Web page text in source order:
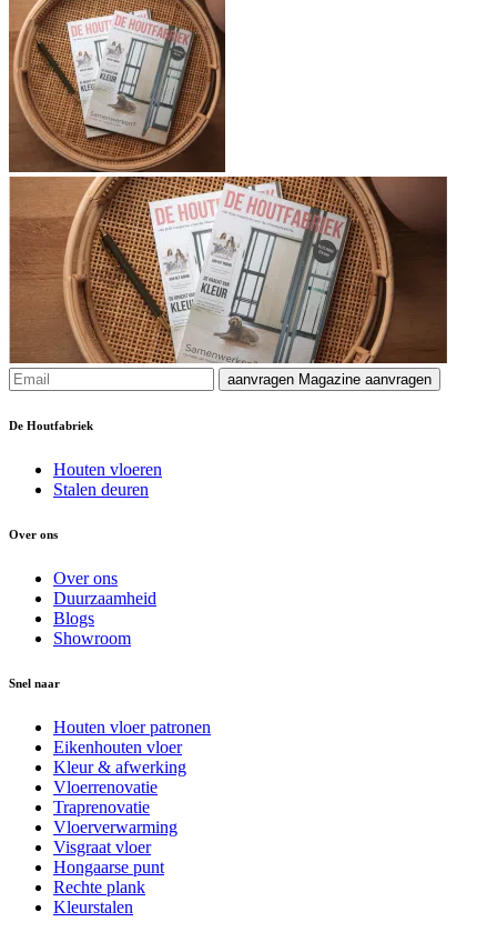
aanvragen Magazine aanvragen
De Houtfabriek
Houten vloeren
Stalen deuren
Over ons
Over ons
Duurzaamheid
Blogs
Showroom
Snel naar
Houten vloer patronen
Eikenhouten vloer
Kleur & afwerking
Vloerrenovatie
Traprenovatie
Vloerverwarming
Visgraat vloer
Hongaarse punt
Rechte plank
Kleurstalen